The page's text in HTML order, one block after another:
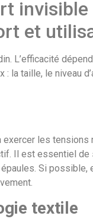
et
L’efficacité
la taille, le niveau
les tensions
Il est essentiel
Si
textile